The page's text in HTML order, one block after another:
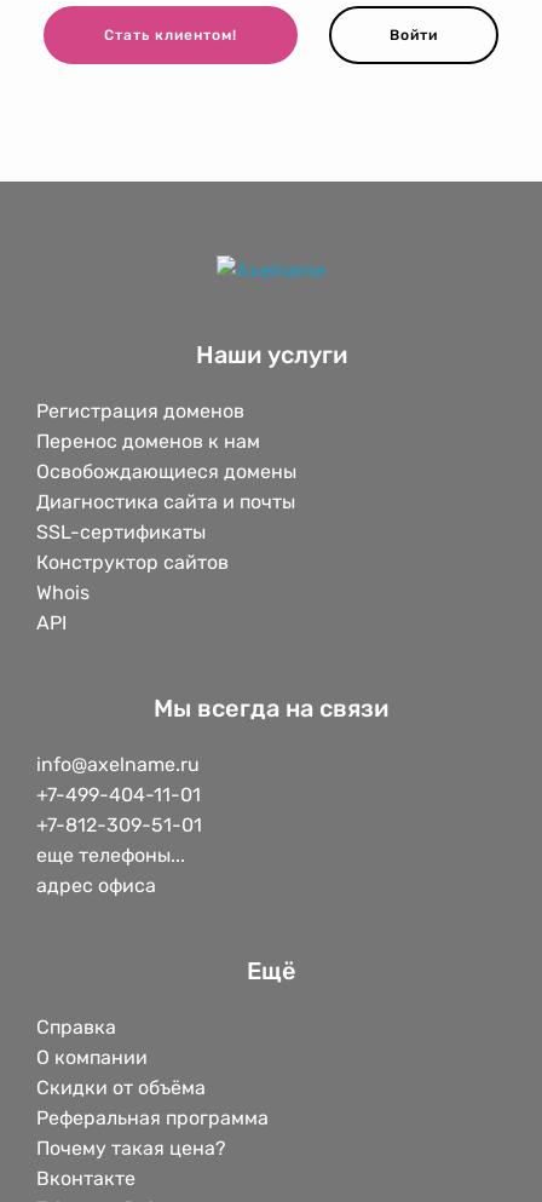
Стать клиентом! Войти
Наши услуги
Регистрация доменов
Перенос доменов к нам
Освобождающиеся домены
Диагностика сайта и почты
SSL-сертификаты
Конструктор сайтов
Whois
API
Мы всегда на связи
info@axelname.ru
+7-499-404-11-01
+7-812-309-51-01
еще телефоны...
адрес офиса
Ещё
Справка
О компании
Скидки от объёма
Реферальная программа
Почему такая цена?
Вконтакте